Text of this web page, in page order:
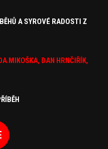
A SYROVÉ RADOSTI Z
MIKOŠKA, DAN HRNČIŘÍK,